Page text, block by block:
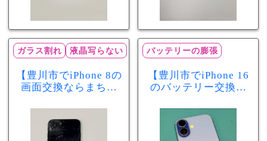
ガラス割れ 液晶写らない
【豊川市でiPhone 8の
画面交換ならまちス
れ・液晶不良も当日
60分で修理可能！
バッテリーの膨張
【豊川市でiPhone 16
のバッテリー交換な
少し膨張したバッテ
リーも当日90分で安
心修理！